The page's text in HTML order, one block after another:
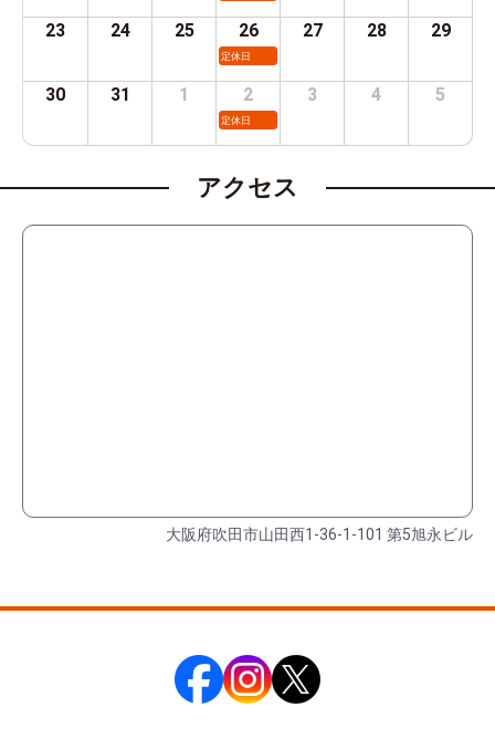
23 24 25 26
定休日
27 28 29
30 31 1 2
定休日
3 4 5
アクセス
大阪府吹田市山田西1-36-1-101 第5旭永ビル